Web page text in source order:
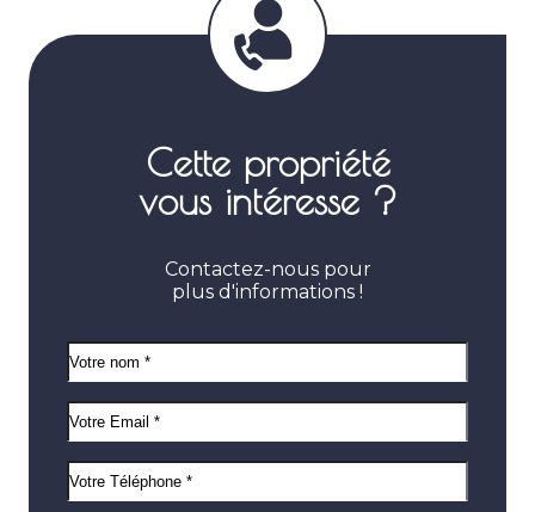
Cette propriété
vous intéresse ?
Contactez-nous pour
plus d'informations !